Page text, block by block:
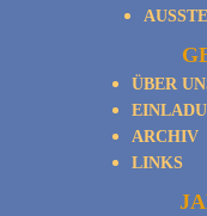
ÜBER
ARCHIV
LINKS